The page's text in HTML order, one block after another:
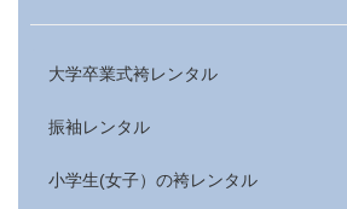
大学卒業式袴レンタル
振袖レンタル
小学生(女子）の袴レンタル